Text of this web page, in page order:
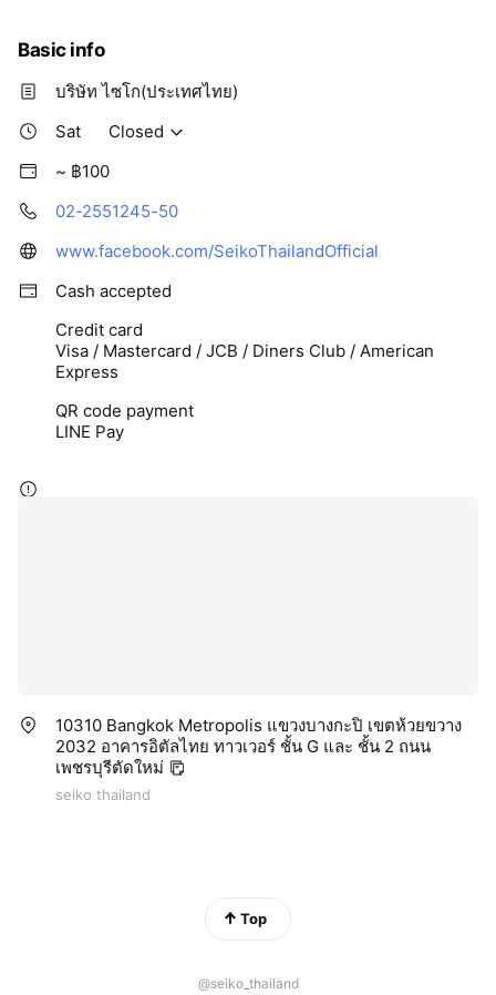
Basic info
บริษัท ไซโก(ประเทศไทย)
Sat
Closed
~ ฿100
02-2551245-50
www.facebook.com/SeikoThailandOfficial
Cash accepted
Credit card
Visa / Mastercard / JCB / Diners Club / American
Express
QR code payment
LINE Pay
10310 Bangkok Metropolis แขวงบางกะปิ เขตห้วยขวาง
2032 อาคารอิตัลไทย ทาวเวอร์ ชั้น G และ ชั้น 2 ถนน
เพชรบุรีตัดใหม่
seiko thailand
Top
@seiko_thailand